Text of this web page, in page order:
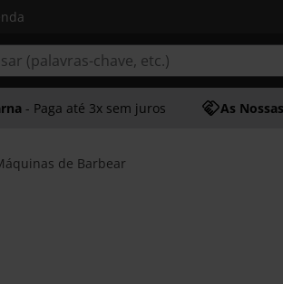
- Paga até 3x sem juros As
de Barbear